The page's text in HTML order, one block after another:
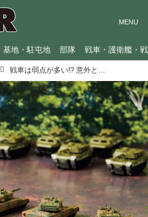
基地・駐屯地 部隊 戦車・護衛艦・